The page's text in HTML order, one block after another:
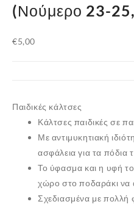
(Νούμερο 23-
€5,00
Παιδικές κάλτσες
Κάλτσες παιδικές σε
Με αντιμυκητιακή
ασφάλεια για τα πόδια
Το ύφασμα και η υφή
χώρο στο ποδαράκι να
Σχεδιασμένα με πολλή